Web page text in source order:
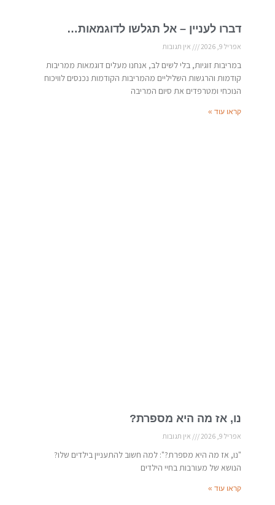
דברו לעניין – אל תגלשו לדוגמאות…
אפריל 9, 2026 אין תגובות
במריבות זוגיות, בלי לשים לב, אנחנו מעלים דוגמאות ממריבות
קודמות והרגשות השליליים מהמריבות הקודמות נכנסים לוויכוח
הנוכחי ומטרפדים את סיום המריבה
קראו עוד »
נו, אז מה היא מספרת?
אפריל 9, 2026 אין תגובות
"נו, אז מה היא מספרת?": למה חשוב להתעניין בילדים שלו?
הנושא של מעורבות בחיי הילדים
קראו עוד »